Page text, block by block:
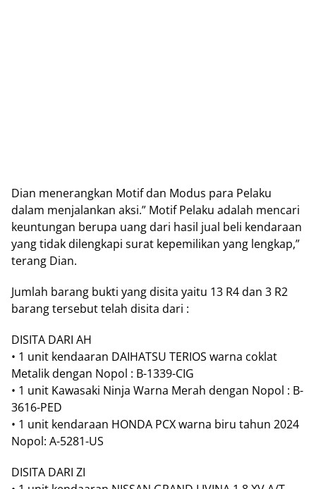
Dian menerangkan Motif dan Modus para Pelaku
dalam menjalankan aksi.” Motif Pelaku adalah mencari
keuntungan berupa uang dari hasil jual beli kendaraan
yang tidak dilengkapi surat kepemilikan yang lengkap,”
terang Dian.
Jumlah barang bukti yang disita yaitu 13 R4 dan 3 R2
barang tersebut telah disita dari :
DISITA DARI AH
• 1 unit kendaaran DAIHATSU TERIOS warna coklat
Metalik dengan Nopol : B-1339-CIG
• 1 unit Kawasaki Ninja Warna Merah dengan Nopol : B-
3616-PED
• 1 unit kendaraan HONDA PCX warna biru tahun 2024
Nopol: A-5281-US
DISITA DARI ZI